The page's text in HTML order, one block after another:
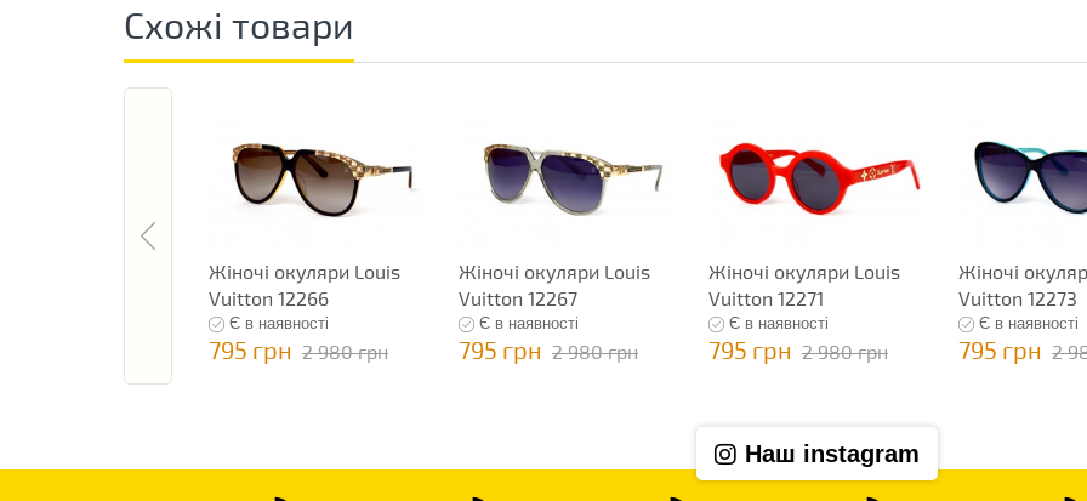
Схожі товари
Жіночі окуляри Louis
Vuitton 12266
Є в наявності
795 грн 2 980 грн
Жіночі окуляри Louis
Vuitton 12267
Є в наявності
795 грн 2 980 грн
Жіночі окуляри Louis
Vuitton 12271
Є в наявності
795 грн 2 980 грн
Жіночі
Vuitton 12273
Є в наявності
795 грн 2
Наш instagram